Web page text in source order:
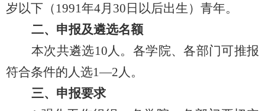
岁以下（1991年4月30日以后出生）青年。
二、申报及遴选名额
本次共遴选10人。各学院、各部门可推报
符合条件的人选1—2人。
三、申报要求